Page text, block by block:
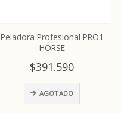
Peladora Profesional PRO1
HORSE
$391.590
AGOTADO